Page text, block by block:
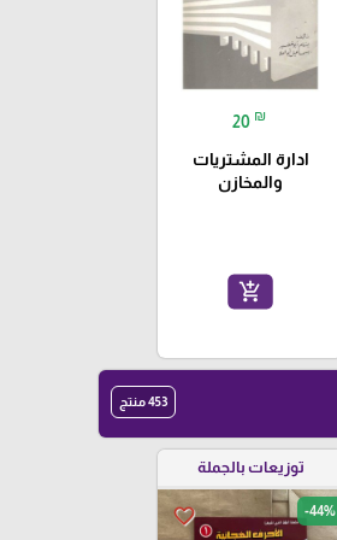
20 ₪
ادارة المشتريات
والمخازن
add_shopping_cart
453 منتج
توزيعات بالجملة
favorite_border -44%